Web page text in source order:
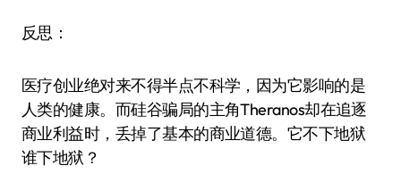
反思：
医疗创业绝对来不得半点不科学，因为它影响的是
人类的健康。而硅谷骗局的主角Theranos却在追逐
商业利益时，丢掉了基本的商业道德。它不下地狱
谁下地狱？